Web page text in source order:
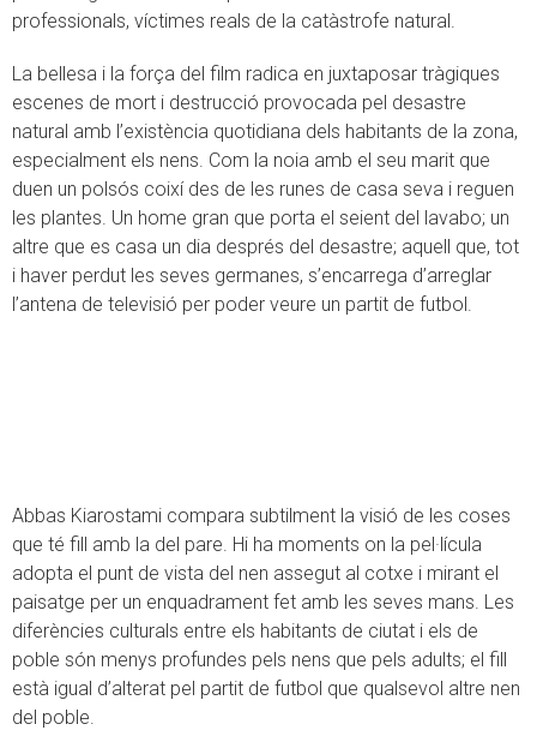
professionals, víctimes reals de la catàstrofe natural.
La bellesa i la força del film radica en juxtaposar tràgiques
escenes de mort i destrucció provocada pel desastre
natural amb l’existència quotidiana dels habitants de la zona,
especialment els nens. Com la noia amb el seu marit que
duen un polsós coixí des de les runes de casa seva i reguen
les plantes. Un home gran que porta el seient del lavabo; un
altre que es casa un dia després del desastre; aquell que, tot
i haver perdut les seves germanes, s’encarrega d’arreglar
l’antena de televisió per poder veure un partit de futbol.
Abbas Kiarostami compara subtilment la visió de les coses
que té fill amb la del pare. Hi ha moments on la pel·lícula
adopta el punt de vista del nen assegut al cotxe i mirant el
paisatge per un enquadrament fet amb les seves mans. Les
diferències culturals entre els habitants de ciutat i els de
poble són menys profundes pels nens que pels adults; el fill
està igual d’alterat pel partit de futbol que qualsevol altre nen
del poble.